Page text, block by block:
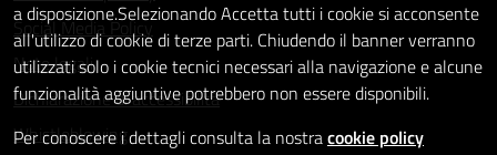
Social Media Policy
Note legali
Dichiarazione di accessibilità
Whistleblowing
a disposizione.Selezionando Accetta tutti i cookie si acconsente
all'utilizzo di cookie di terze parti. Chiudendo il banner verranno
utilizzati solo i cookie tecnici necessari alla navigazione e alcune
funzionalità aggiuntive potrebbero non essere disponibili.
Per conoscere i dettagli consulta la nostracookie policy